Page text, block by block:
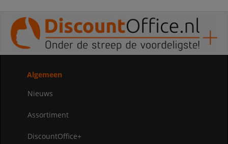
Algemeen
Nieuws
Assortiment
DiscountOffice+